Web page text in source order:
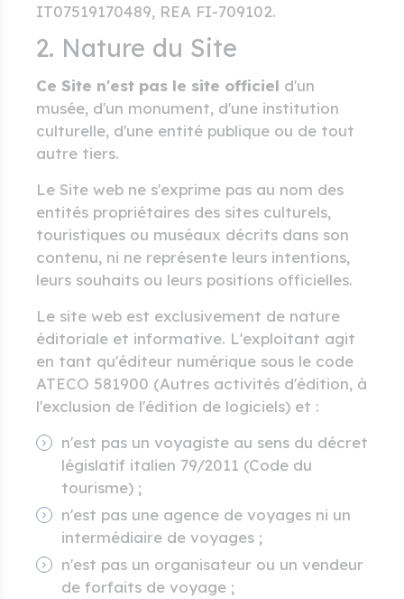
IT07519170489, REA FI-709102.
2. Nature du Site
Ce Site n'est pas le site officiel d'un
musée, d'un monument, d'une institution
culturelle, d'une entité publique ou de tout
autre tiers.
Le Site web ne s'exprime pas au nom des
entités propriétaires des sites culturels,
touristiques ou muséaux décrits dans son
contenu, ni ne représente leurs intentions,
leurs souhaits ou leurs positions officielles.
Le site web est exclusivement de nature
éditoriale et informative. L'exploitant agit
en tant qu'éditeur numérique sous le code
ATECO 581900 (Autres activités d'édition, à
l'exclusion de l'édition de logiciels) et :
n'est pas un voyagiste au sens du décret
législatif italien 79/2011 (Code du
tourisme) ;
n'est pas une agence de voyages ni un
intermédiaire de voyages ;
n'est pas un organisateur ou un vendeur
de forfaits de voyage ;